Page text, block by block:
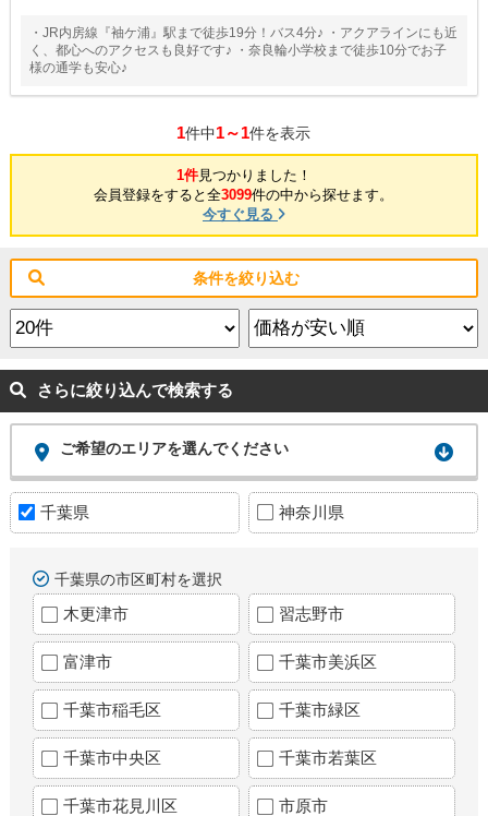
・JR内房線『袖ケ浦』駅まで徒歩19分！バス4分♪ ・アクアラインにも近
く、都心へのアクセスも良好です♪ ・奈良輪小学校まで徒歩10分でお子
様の通学も安心♪
1件中1～1件を表示
1件見つかりました！
会員登録をすると全3099件の中から探せます。
今すぐ見る
条件を絞り込む
さらに絞り込んで検索する
ご希望のエリアを選んでください
千葉県 神奈川県
千葉県の市区町村を選択
木更津市 習志野市
富津市 千葉市美浜区
千葉市稲毛区 千葉市緑区
千葉市中央区 千葉市若葉区
千葉市花見川区 市原市